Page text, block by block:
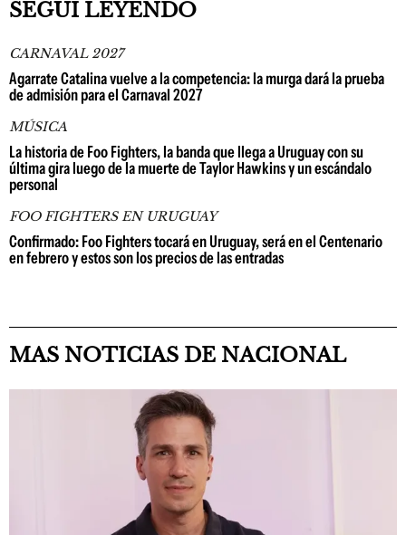
SEGUÍ LEYENDO
CARNAVAL 2027
Agarrate Catalina vuelve a la competencia: la murga dará la prueba
de admisión para el Carnaval 2027
MÚSICA
La historia de Foo Fighters, la banda que llega a Uruguay con su
última gira luego de la muerte de Taylor Hawkins y un escándalo
personal
FOO FIGHTERS EN URUGUAY
Confirmado: Foo Fighters tocará en Uruguay, será en el Centenario
en febrero y estos son los precios de las entradas
MAS NOTICIAS DE NACIONAL